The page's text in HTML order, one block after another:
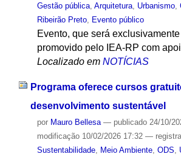
Gestão pública, Arquitetura, Urbanismo,
Ribeirão Preto, Evento público
Evento, que será
promovido pelo IEA-RP com
Localizado em NOTÍCIAS
Programa oferece cursos
desenvolvimento sustentável
por Mauro Bellesa — publicado24/10/
modificação10/02/2026 17:32 —
Sustentabilidade, Meio Ambiente, ODS,